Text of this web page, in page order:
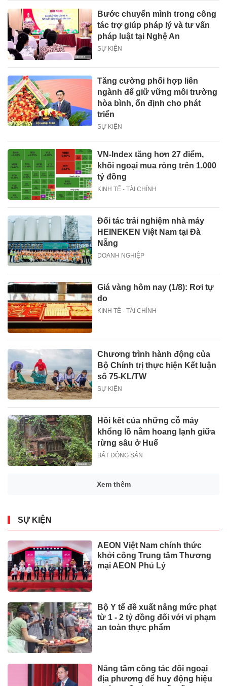
Bước chuyển mình trong công
tác trợ giúp pháp lý và tư vấn
pháp luật tại Nghệ An
SỰ KIỆN
Tăng cường phối hợp liên
ngành để giữ vững môi trường
hòa bình, ổn định cho phát
triển
SỰ KIỆN
VN-Index tăng hơn 27 điểm,
khối ngoại mua ròng trên 1.000
tỷ đồng
KINH TẾ - TÀI CHÍNH
Đối tác trải nghiệm nhà máy
HEINEKEN Việt Nam tại Đà
Nẵng
DOANH NGHIỆP
Giá vàng hôm nay (1/8): Rơi tự
do
KINH TẾ - TÀI CHÍNH
Chương trình hành động của
Bộ Chính trị thực hiện Kết luận
số 75-KL/TW
SỰ KIỆN
Hồi kết của những cỗ máy
khổng lồ nằm hoang lạnh giữa
rừng sâu ở Huế
BẤT ĐỘNG SẢN
Xem thêm
SỰ KIỆN
AEON Việt Nam chính thức
khởi công Trung tâm Thương
mại AEON Phủ Lý
Bộ Y tế đề xuất nâng mức phạt
từ 1 - 2 tỷ đồng đối với vi phạm
an toàn thực phẩm
Nâng tầm công tác đối ngoại
địa phương để huy động hiệu